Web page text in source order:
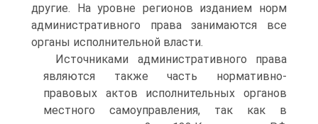
другие. На уровне регионов изданием норм
административного права занимаются все
органы исполнительной власти.
Источниками административного права
являются также часть нормативно-
правовых актов исполнительных органов
местного самоуправления, так как в